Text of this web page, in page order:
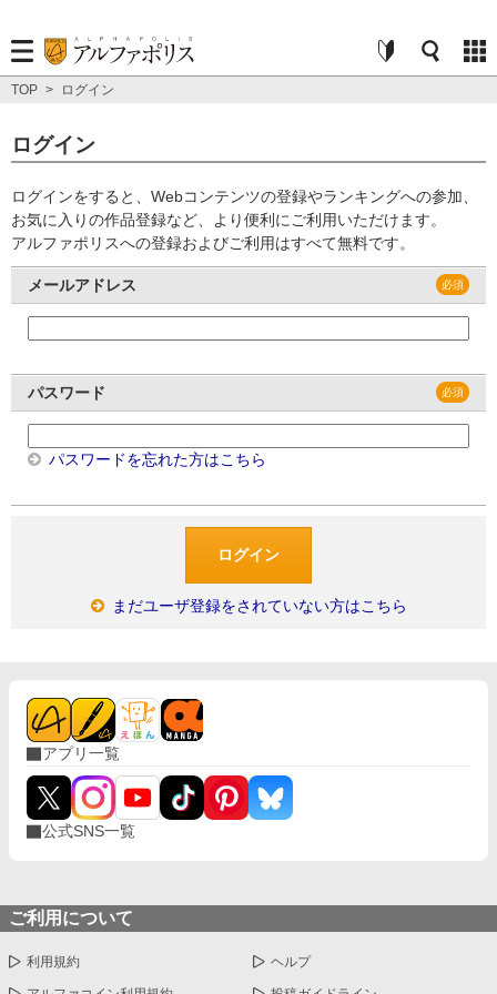
TOP > ログイン
ログイン
ログインをすると、Webコンテンツの登録やランキングへの参加、
お気に入りの作品登録など、より便利にご利用いただけます。
アルファポリスへの登録およびご利用はすべて無料です。
メールアドレス
パスワード
パスワードを忘れた方はこちら
まだユーザ登録をされていない方はこちら
アプリ一覧
公式SNS一覧
ご利用について
利用規約 ヘルプ